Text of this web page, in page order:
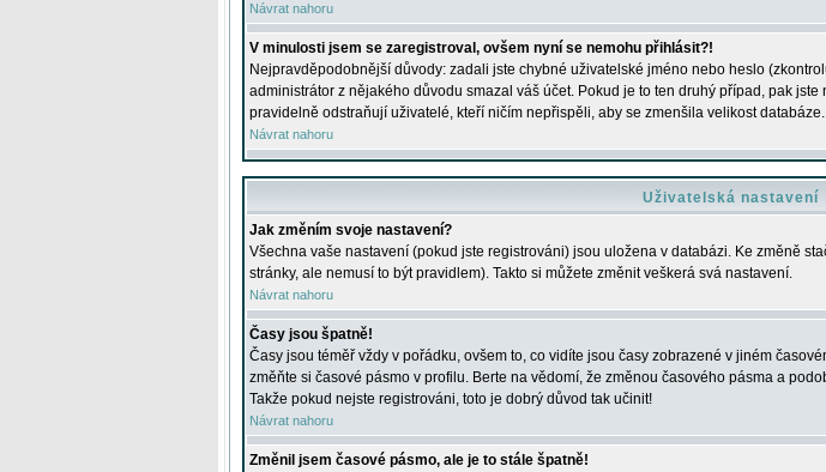
Návrat nahoru
V minulosti jsem se zaregistroval, ovšem nyní se nemohu přihlásit?!
Nejpravděpodobnější důvody: zadali jste chybné uživatelské jméno nebo heslo
administrátor z nějakého důvodu smazal váš účet. Pokud je to ten druhý případ, pak
pravidelně odstraňují uživatelé, kteří ničím nepřispěli, aby se zmenšila velikost
Návrat nahoru
Uživatelská nastavení
Jak změním svoje nastavení?
Všechna vaše nastavení (pokud jste registrováni) jsou uložena v databázi. Ke změně
stránky, ale nemusí to být pravidlem). Takto si můžete změnit veškerá svá nastavení.
Návrat nahoru
Časy jsou špatně!
Časy jsou téměř vždy v pořádku, ovšem to, co vidíte jsou časy zobrazené v jiném
změňte si časové pásmo v profilu. Berte na vědomí, že změnou časového pásma a
Takže pokud nejste registrováni, toto je dobrý důvod tak učinit!
Návrat nahoru
Změnil jsem časové pásmo, ale je to stále špatně!